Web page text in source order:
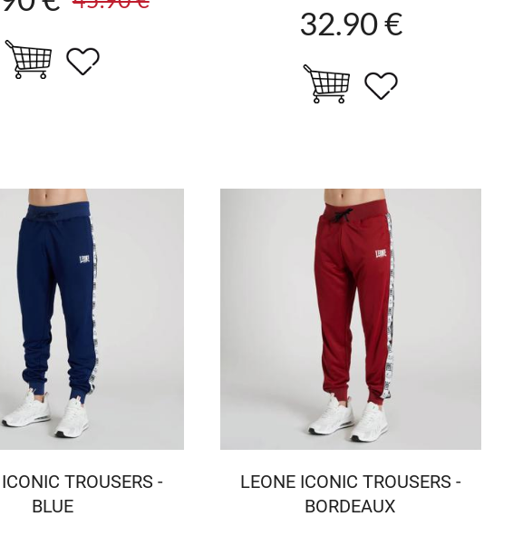
32.90 €
TROUSERS -
BLUE
LEONE ICONIC TROUSERS -
BORDEAUX